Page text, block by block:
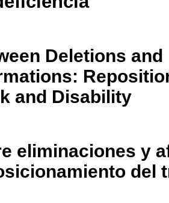
Deletions and
and Disability
eliminaciones y
del